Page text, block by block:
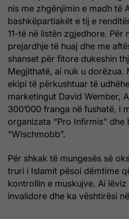
nis me zhgënjimin e madh të
bashkëpartiakët e tij e
11-të në listën zgjedhore. Për
prejardhje të huaj dhe me
shanset për fitore dukeshin
Megjithatë, ai nuk u dorëzua.
ekipi të përkushtuar të
marketingut David Wember,
300’000 franga në fushatë, i
organizata “Pro Infirmis” dhe
“Wischmobb”.
Për shkak të mungesës së
truri i Islamit pësoi dëmtime
kontrollin e muskujve. Ai
invalidore dhe ka vështirësi